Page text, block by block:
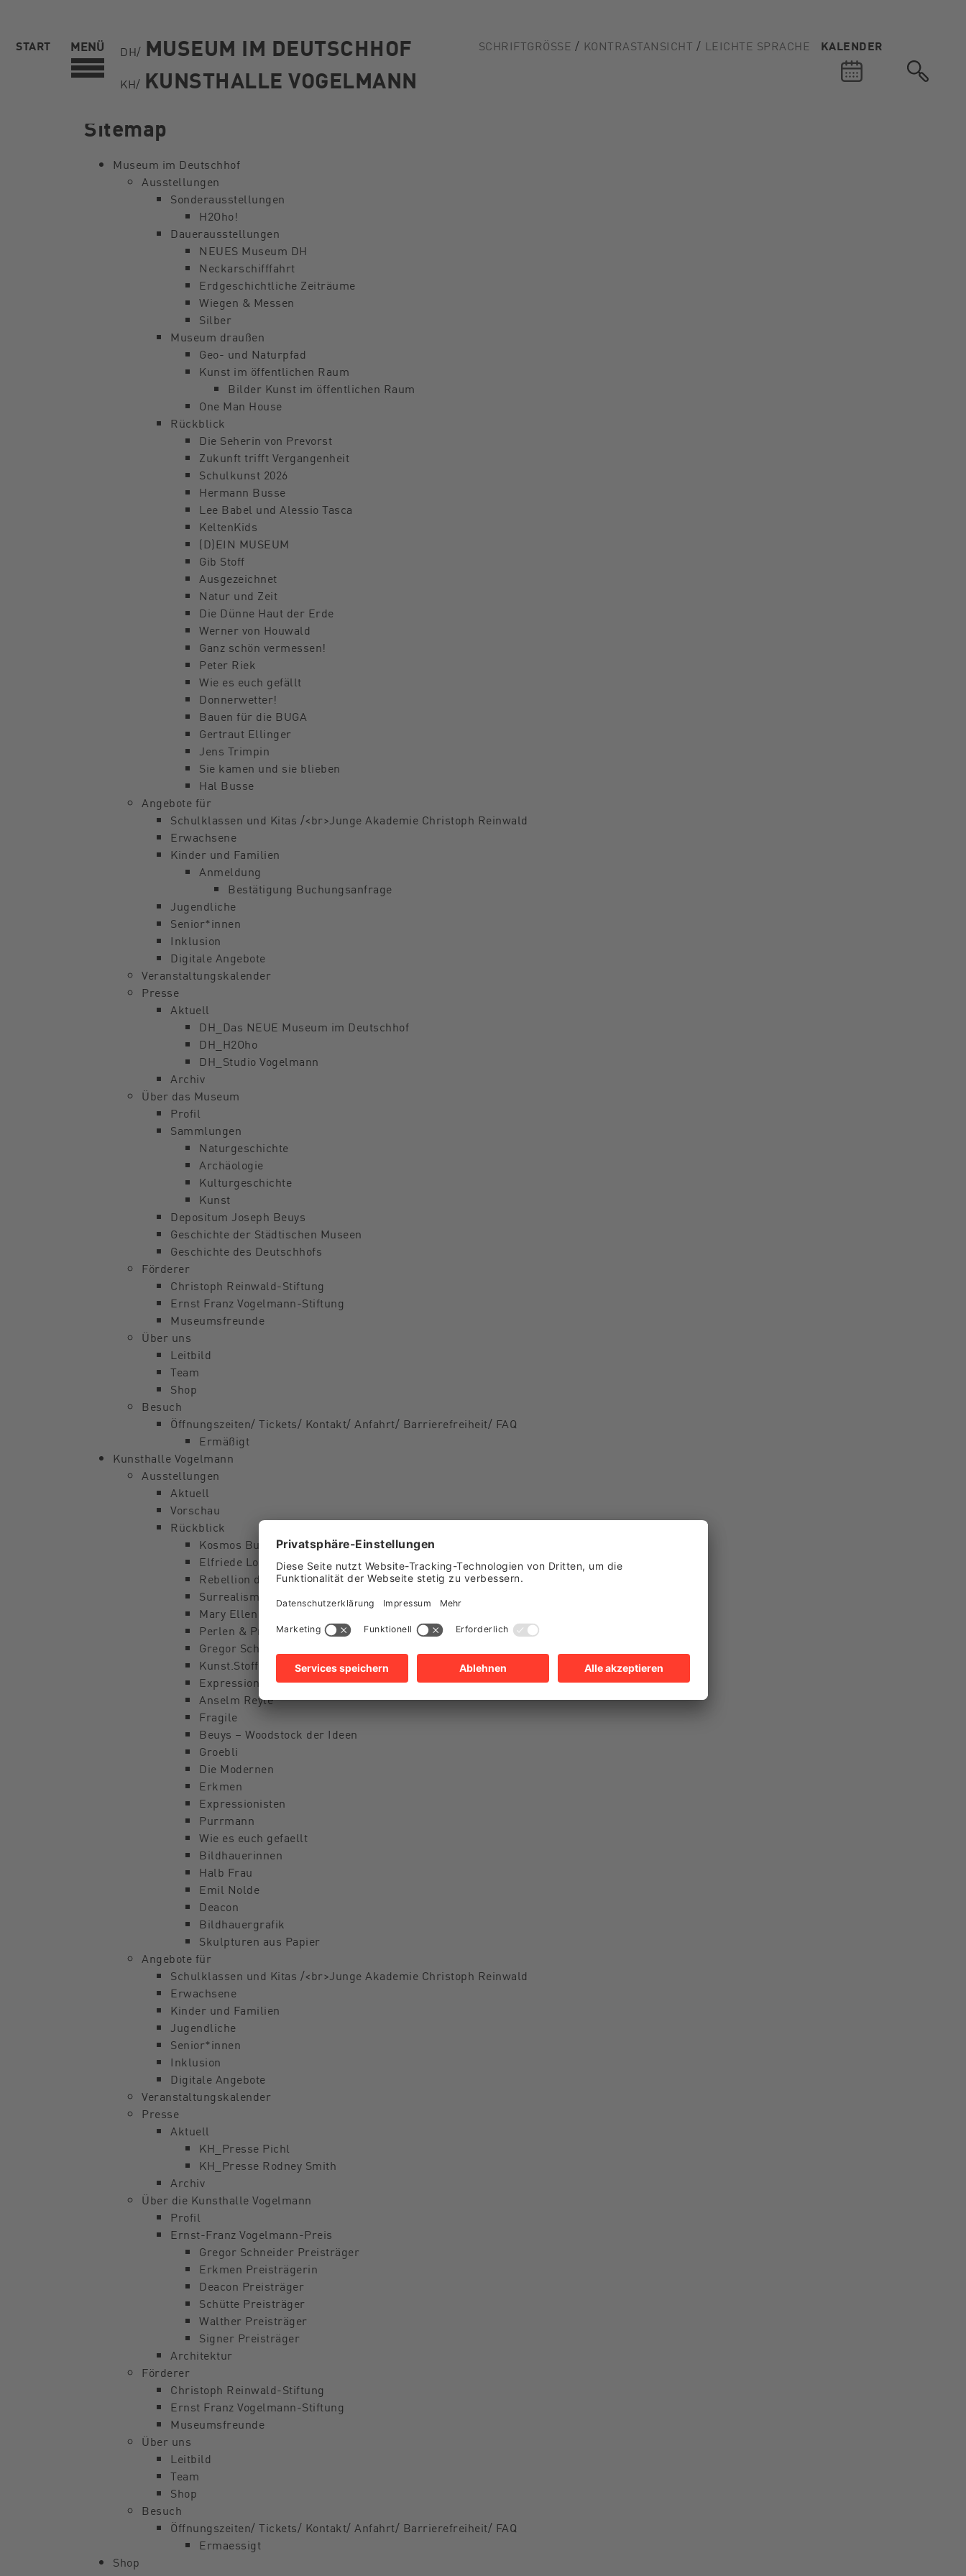
START MENÜ DH/ MUSEUM IM DEUTSCHHOF
KH/ KUNSTHALLE VOGELMANN
SCHRIFTGRÖSSE KONTRASTANSICHT LEICHTE SPRACHE KALENDER
Sitemap
Museum im Deutschhof
Ausstellungen
Sonderausstellungen
H2Oho!
Dauerausstellungen
NEUES Museum DH
Neckarschifffahrt
Erdgeschichtliche Zeiträume
Wiegen & Messen
Silber
Museum draußen
Geo- und Naturpfad
Kunst im öffentlichen Raum
Bilder Kunst im öffentlichen Raum
One Man House
Rückblick
Die Seherin von Prevorst
Zukunft trifft Vergangenheit
Schulkunst 2026
Hermann Busse
Lee Babel und Alessio Tasca
KeltenKids
(D)EIN MUSEUM
Gib Stoff
Ausgezeichnet
Natur und Zeit
Die Dünne Haut der Erde
Werner von Houwald
Ganz schön vermessen!
Peter Riek
Wie es euch gefällt
Donnerwetter!
Bauen für die BUGA
Gertraut Ellinger
Jens Trimpin
Sie kamen und sie blieben
Hal Busse
Angebote für
Schulklassen und Kitas /<br>Junge Akademie Christoph Reinwald
Erwachsene
Kinder und Familien
Anmeldung
Bestätigung Buchungsanfrage
Jugendliche
Senior*innen
Inklusion
Digitale Angebote
Veranstaltungskalender
Presse
Aktuell
DH_Das NEUE Museum im Deutschhof
DH_H2Oho
DH_Studio Vogelmann
Archiv
Über das Museum
Profil
Sammlungen
Naturgeschichte
Archäologie
Kulturgeschichte
Kunst
Depositum Joseph Beuys
Geschichte der Städtischen Museen
Geschichte des Deutschhofs
Förderer
Christoph Reinwald-Stiftung
Ernst Franz Vogelmann-Stiftung
Museumsfreunde
Über uns
Leitbild
Team
Shop
Besuch
Öffnungszeiten/ Tickets/ Kontakt/ Anfahrt/ Barrierefreiheit/ FAQ
Ermäßigt
Kunsthalle Vogelmann
Ausstellungen
Aktuell
Vorschau
Rückblick
Kosmos Busse
Elfriede Lohse-Wächtler
Rebellion des gemeinen Mannes – 500 Jahre Bauernaufstand
Surrealismus
Mary Ellen Mark
Perlen & Pralinen
Gregor Schneider
Kunst.Stoff
Expressionismus Schweiz
Anselm Reyle
Fragile
Beuys – Woodstock der Ideen
Groebli
Die Modernen
Erkmen
Expressionisten
Purrmann
Wie es euch gefaellt
Bildhauerinnen
Halb Frau
Emil Nolde
Deacon
Bildhauergrafik
Skulpturen aus Papier
Angebote für
Schulklassen und Kitas /<br>Junge Akademie Christoph Reinwald
Erwachsene
Kinder und Familien
Jugendliche
Senior*innen
Inklusion
Digitale Angebote
Veranstaltungskalender
Presse
Aktuell
KH_Presse Pichl
KH_Presse Rodney Smith
Archiv
Über die Kunsthalle Vogelmann
Profil
Ernst-Franz Vogelmann-Preis
Gregor Schneider Preisträger
Erkmen Preisträgerin
Deacon Preisträger
Schütte Preisträger
Walther Preisträger
Signer Preisträger
Architektur
Förderer
Christoph Reinwald-Stiftung
Ernst Franz Vogelmann-Stiftung
Museumsfreunde
Über uns
Leitbild
Team
Shop
Besuch
Öffnungszeiten/ Tickets/ Kontakt/ Anfahrt/ Barrierefreiheit/ FAQ
Ermaessigt
Shop